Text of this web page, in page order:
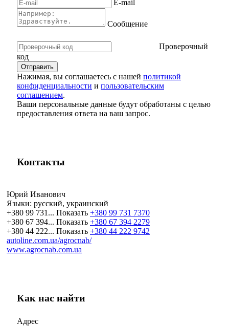
E-mail
Сообщение
Проверочный
код
Нажимая, вы соглашаетесь с нашей политикой
конфиденциальности и пользовательским
соглашением.
Ваши персональные данные будут обработаны с целью
предоставления ответа на ваш запрос.
Контакты
Юрий Иванович
Языки: русский, украинский
+380 99 731... Показать +380 99 731 7370
+380 67 394... Показать +380 67 394 2279
+380 44 222... Показать +380 44 222 9742
autoline.com.ua/agrocnab/
www.agrocnab.com.ua
Как нас найти
Адрес